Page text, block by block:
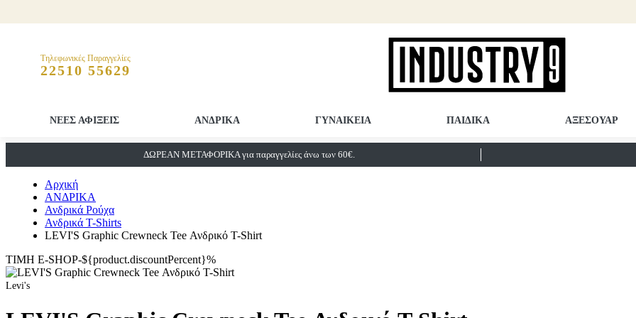
Τηλεφωνικές Παραγγελίες
22510 55629
ΝΕΕΣ ΑΦΙΞΕΙΣ ΑΝΔΡΙΚΑ ΓΥΝΑΙΚΕΙΑ ΠΑΙΔΙΚΑ ΑΞΕΣΟΥΑΡ
ΔΩΡΕΑΝ ΜΕΤΑΦΟΡΙΚΑ για παραγγελίες άνω των 60€.
Αρχική
ΑΝΔΡΙΚΑ
Ανδρικά Ρούχα
Ανδρικά T-Shirts
LEVI'S Graphic Crewneck Tee Ανδρικό T-Shirt
ΤΙΜΗ E-SHOP-${product.discountPercent}%
Levi's